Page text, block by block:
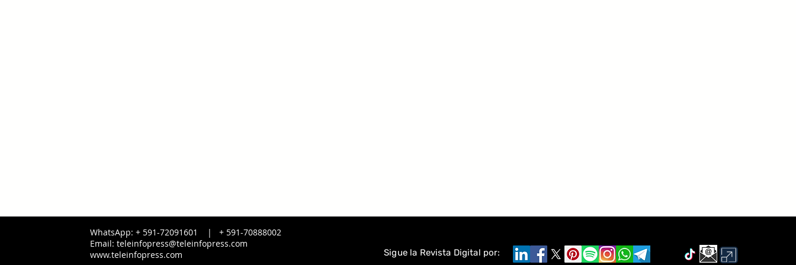
WhatsApp: + 591-72091601 | + 591-70888002
Email: teleinfopress@teleinfopress.com
www.teleinfopress.com
Sigue la Revista Digital por: